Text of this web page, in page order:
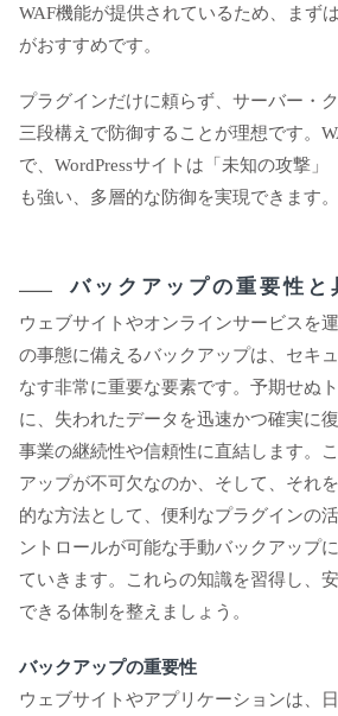
WAF機能が提供されているため、まず
がおすすめです。
プラグインだけに頼らず、サーバー・
三段構えで防御することが理想です。
で、WordPressサイトは「未知の攻撃」
も強い、多層的な防御を実現できます。
バックアップの重要性と
ウェブサイトやオンラインサービスを
の事態に備えるバックアップは、セキ
なす非常に重要な要素です。予期せぬ
に、失われたデータを迅速かつ確実に
事業の継続性や信頼性に直結します。
アップが不可欠なのか、そして、それ
的な方法として、便利なプラグインの
ントロールが可能な手動バックアップ
ていきます。これらの知識を習得し、
できる体制を整えましょう。
バックアップの重要性
ウェブサイトやアプリケーションは、